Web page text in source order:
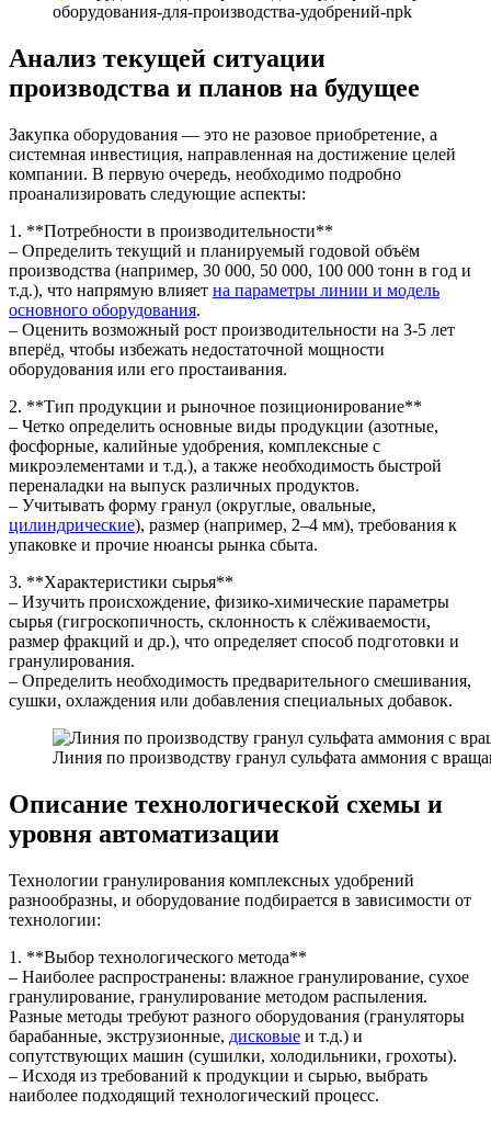
оборудования-для-производства-удобрений-npk
Анализ текущей ситуации
производства и планов на будущее
Закупка оборудования — это не разовое приобретение, а
системная инвестиция, направленная на достижение целей
компании. В первую очередь, необходимо подробно
проанализировать следующие аспекты:
1. **Потребности в производительности**
– Определить текущий и планируемый годовой объём
производства (например, 30 000, 50 000, 100 000 тонн в год и
т.д.), что напрямую влияет на параметры линии и модель
основного оборудования.
– Оценить возможный рост производительности на 3-5 лет
вперёд, чтобы избежать недостаточной мощности
оборудования или его простаивания.
2. **Тип продукции и рыночное позиционирование**
– Четко определить основные виды продукции (азотные,
фосфорные, калийные удобрения, комплексные с
микроэлементами и т.д.), а также необходимость быстрой
переналадки на выпуск различных продуктов.
– Учитывать форму гранул (округлые, овальные,
цилиндрические), размер (например, 2–4 мм), требования к
упаковке и прочие нюансы рынка сбыта.
3. **Характеристики сырья**
– Изучить происхождение, физико-химические параметры
сырья (гигроскопичность, склонность к слёживаемости,
размер фракций и др.), что определяет способ подготовки и
гранулирования.
– Определить необходимость предварительного смешивания,
сушки, охлаждения или добавления специальных добавок.
Линия по производству гранул сульфата аммония с
Описание технологической схемы и
уровня автоматизации
Технологии гранулирования комплексных удобрений
разнообразны, и оборудование подбирается в зависимости от
технологии:
1. **Выбор технологического метода**
– Наиболее распространены: влажное гранулирование, сухое
гранулирование, гранулирование методом распыления.
Разные методы требуют разного оборудования (грануляторы
барабанные, экструзионные, дисковые и т.д.) и
сопутствующих машин (сушилки, холодильники, грохоты).
– Исходя из требований к продукции и сырью, выбрать
наиболее подходящий технологический процесс.